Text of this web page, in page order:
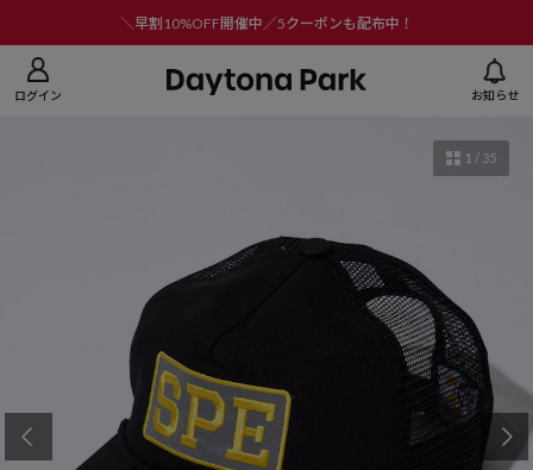
＼早割10%OFF開催中／5クーポンも配布中！
ログイン お知らせ
1 / 35